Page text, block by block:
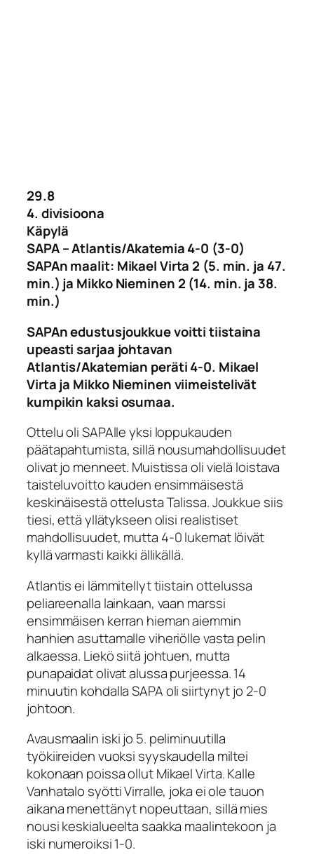
29.8
4. divisioona
Käpylä
SAPA – Atlantis/Akatemia 4-0 (3-0)
SAPAn maalit: Mikael Virta 2 (5. min. ja 47.
min.) ja Mikko Nieminen 2 (14. min. ja 38.
min.)
SAPAn edustusjoukkue voitti tiistaina
upeasti sarjaa johtavan
Atlantis/Akatemian peräti 4-0. Mikael
Virta ja Mikko Nieminen viimeistelivät
kumpikin kaksi osumaa.
Ottelu oli SAPAlle yksi loppukauden
päätapahtumista, sillä nousumahdollisuudet
olivat jo menneet. Muistissa oli vielä loistava
taisteluvoitto kauden ensimmäisestä
keskinäisestä ottelusta Talissa. Joukkue siis
tiesi, että yllätykseen olisi realistiset
mahdollisuudet, mutta 4-0 lukemat löivät
kyllä varmasti kaikki ällikällä.
Atlantis ei lämmitellyt tiistain ottelussa
peliareenalla lainkaan, vaan marssi
ensimmäisen kerran hieman aiemmin
hanhien asuttamalle viheriölle vasta pelin
alkaessa. Liekö siitä johtuen, mutta
punapaidat olivat alussa purjeessa. 14
minuutin kohdalla SAPA oli siirtynyt jo 2-0
johtoon.
Avausmaalin iski jo 5. peliminuutilla
työkiireiden vuoksi syyskaudella miltei
kokonaan poissa ollut Mikael Virta. Kalle
Vanhatalo syötti Virralle, joka ei ole tauon
aikana menettänyt nopeuttaan, sillä mies
nousi keskialueelta saakka maalintekoon ja
iski numeroiksi 1-0.